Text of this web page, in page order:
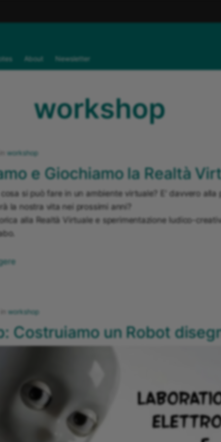
About Newsletter
workshop
workshop
e Giochiamo la Realtà
cosa si può fare in un ambiente virtuale? E' davvero
la nostra vita nei prossimi anni?
alla Realtà Virtuale e sperimentazione ludico-
workshop
Costruiamo un Robot